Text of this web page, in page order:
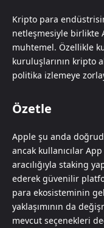
Kripto para
netleşmesiyle birlikte
muhtemel. Özellikle
kuruluşlarının kripto
politika izlemeye
Özetle
Apple şu anda
ancak kullanıcılar
aracılığıyla staking
ederek güvenilir
para ekosisteminin
yaklaşımının da
mevcut seçenekleri